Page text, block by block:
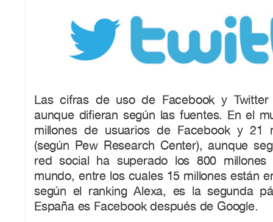
Las cifras de uso de Facebook y
aunque difieran según las fuentes. En el
millones de usuarios de Facebook y 21
(según Pew Research Center), aunque
red social ha superado los 800
mundo, entre los cuales 15 millones están
según el ranking Alexa, es la segunda
España es Facebook después de Google.